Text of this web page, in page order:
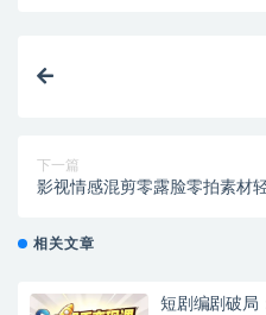
下一篇
影视情感混剪零露脸零拍素材
相关文章
短剧编剧破局